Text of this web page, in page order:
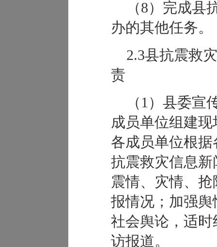
（8）完成县
办的其他任务。
2.3县抗震救
责
（1）县委宣
成员单位组建
各成员单位根
抗震救灾信息
震情、灾情、
报情况；加强
社会舆论，适
访报道。